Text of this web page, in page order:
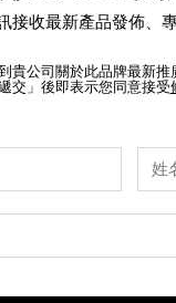
接收最新產品發佈、
貴公司關於此品牌最新推
交」後即表示您同意接受